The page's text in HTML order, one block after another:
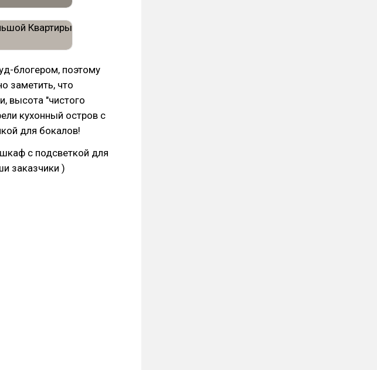
блогером, поэтому
заметить, что
высота "чистого
кухонный остров с
для бокалов!
с подсветкой для
заказчики )